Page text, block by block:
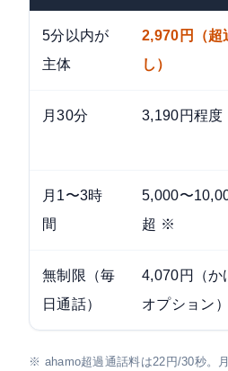
5分以内が
主体
2,970円（超
し）
月30分 3,190円程
月1〜3時
間
5,000〜
超 ※
無制限（毎
日通話）
4,070円（か
オプション）
※ ahamo超過通話料は22円/30秒。